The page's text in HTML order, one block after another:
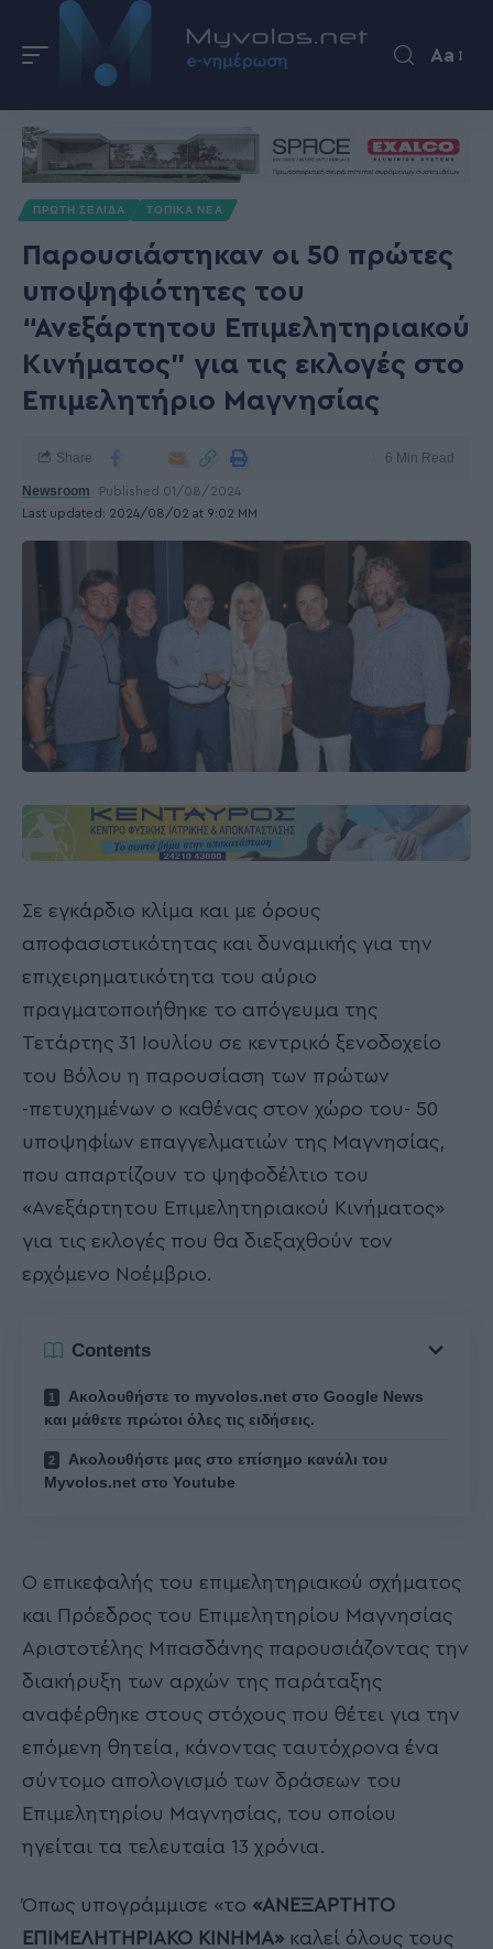
Aa
ΠΡΩΤΗ ΣΕΛΙΔΑ ΤΟΠΙΚΑ ΝΕΑ
Παρουσιάστηκαν οι 50 πρώτες
υποψηφιότητες του
“Ανεξάρτητου Επιμελητηριακού
Κινήματος” για τις εκλογές στο
Επιμελητήριο Μαγνησίας
Last updated: 2024/08/02 at 9:02 ΜΜ
Newsroom Published 01/08/2024
Share 6 Min Read
Σε εγκάρδιο κλίμα και με όρους
αποφασιστικότητας και δυναμικής για την
επιχειρηματικότητα του αύριο
πραγματοποιήθηκε το απόγευμα της
Τετάρτης 31 Ιουλίου σε κεντρικό ξενοδοχείο
του Βόλου η παρουσίαση των πρώτων
-πετυχημένων ο καθένας στον χώρο του- 50
υποψηφίων επαγγελματιών της Μαγνησίας,
που απαρτίζουν το ψηφοδέλτιο του
«Ανεξάρτητου Επιμελητηριακού Κινήματος»
για τις εκλογές που θα διεξαχθούν τον
ερχόμενο Νοέμβριο.
Contents
Ακολουθήστε το myvolos.net στο Google News
και μάθετε πρώτοι όλες τις ειδήσεις.
Ακολουθήστε μας στο επίσημο κανάλι του
Myvolos.net στο Youtube
Ο επικεφαλής του επιμελητηριακού σχήματος
και Πρόεδρος του Επιμελητηρίου Μαγνησίας
Αριστοτέλης Μπασδάνης παρουσιάζοντας την
διακήρυξη των αρχών της παράταξης
αναφέρθηκε στους στόχους που θέτει για την
επόμενη θητεία, κάνοντας ταυτόχρονα ένα
σύντομο απολογισμό των δράσεων του
Επιμελητηρίου Μαγνησίας, του οποίου
ηγείται τα τελευταία 13 χρόνια.
Όπως υπογράμμισε «το «ΑΝΕΞΑΡΤΗΤΟ
ΕΠΙΜΕΛΗΤΗΡΙΑΚΟ ΚΙΝΗΜΑ» καλεί όλους τους